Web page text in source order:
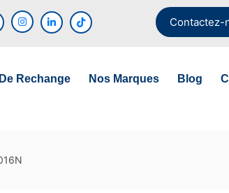
Contactez-
Rechange Nos Marques Blog